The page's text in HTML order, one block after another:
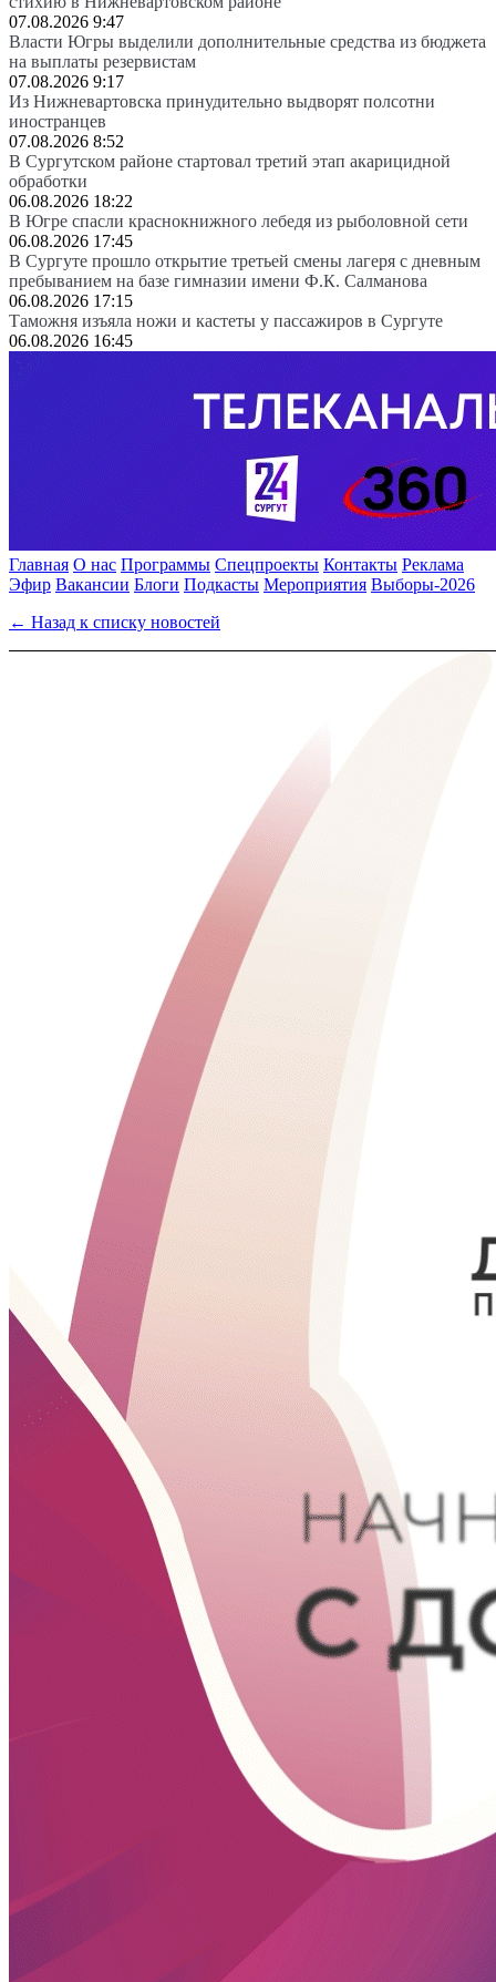
07.08.2026 9:47
Власти Югры выделили дополнительные средства из бюджета
на выплаты резервистам
07.08.2026 9:17
Из Нижневартовска принудительно выдворят полсотни
иностранцев
07.08.2026 8:52
В Сургутском районе стартовал третий этап акарицидной
обработки
06.08.2026 18:22
В Югре спасли краснокнижного лебедя из рыболовной сети
06.08.2026 17:45
В Сургуте прошло открытие третьей смены лагеря с дневным
пребыванием на базе гимназии имени Ф.К. Салманова
06.08.2026 17:15
Таможня изъяла ножи и кастеты у пассажиров в Сургуте
06.08.2026 16:45
Главная О нас Программы Спецпроекты Контакты Реклама
Эфир Вакансии Блоги Подкасты Мероприятия Выборы-2026
← Назад к списку новостей